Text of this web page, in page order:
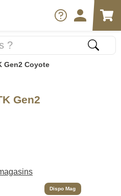
Gen2 Coyote
Gen2
Dispo Mag